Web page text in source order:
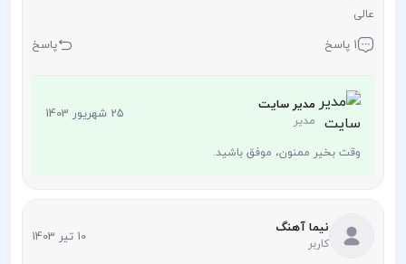
عالی
1 پاسخ پاسخ
مدیر سایت
مدیر 25 شهریور 1403
وقت بخیر ممنون، موفق باشید.
نیما آهنگ
کاربر 10 تیر 1403